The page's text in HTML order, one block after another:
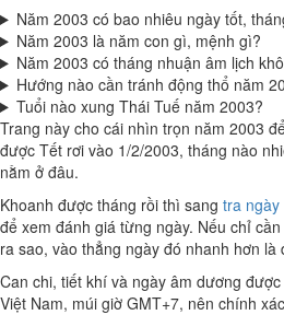
Năm 2003 có bao nhiêu ngày tốt,
Năm 2003 là năm con gì, mệnh gì?
Năm 2003 có tháng nhuận âm lịch
Hướng nào cần tránh động thổ năm
Tuổi nào xung Thái Tuế năm 2003?
Trang này cho cái nhìn trọn năm 2003
được Tết rơi vào 1/2/2003, tháng nào
nằm ở đâu.
Khoanh được tháng rồi thì sang tra
để xem đánh giá từng ngày. Nếu chỉ
ra sao, vào thẳng ngày đó nhanh hơn là
Can chi, tiết khí và ngày âm dương
Việt Nam, múi giờ GMT+7, nên chính